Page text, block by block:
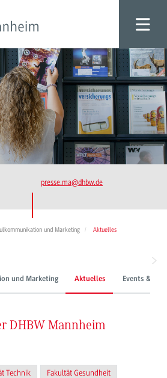
presse.ma@dhbw.de
und Marketing Aktuelles
und Marketing Aktuelles Events &
DHBW Mannheim
Technik Fakultät Gesundheit